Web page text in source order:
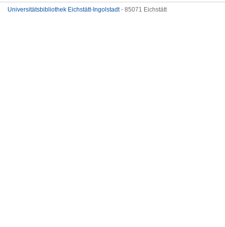
Universitätsbibliothek Eichstätt-Ingolstadt- 85071 Eichstätt